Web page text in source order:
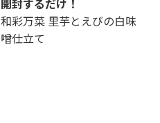
開封するだけ！
和彩万菜 里芋とえびの白味
噌仕立て